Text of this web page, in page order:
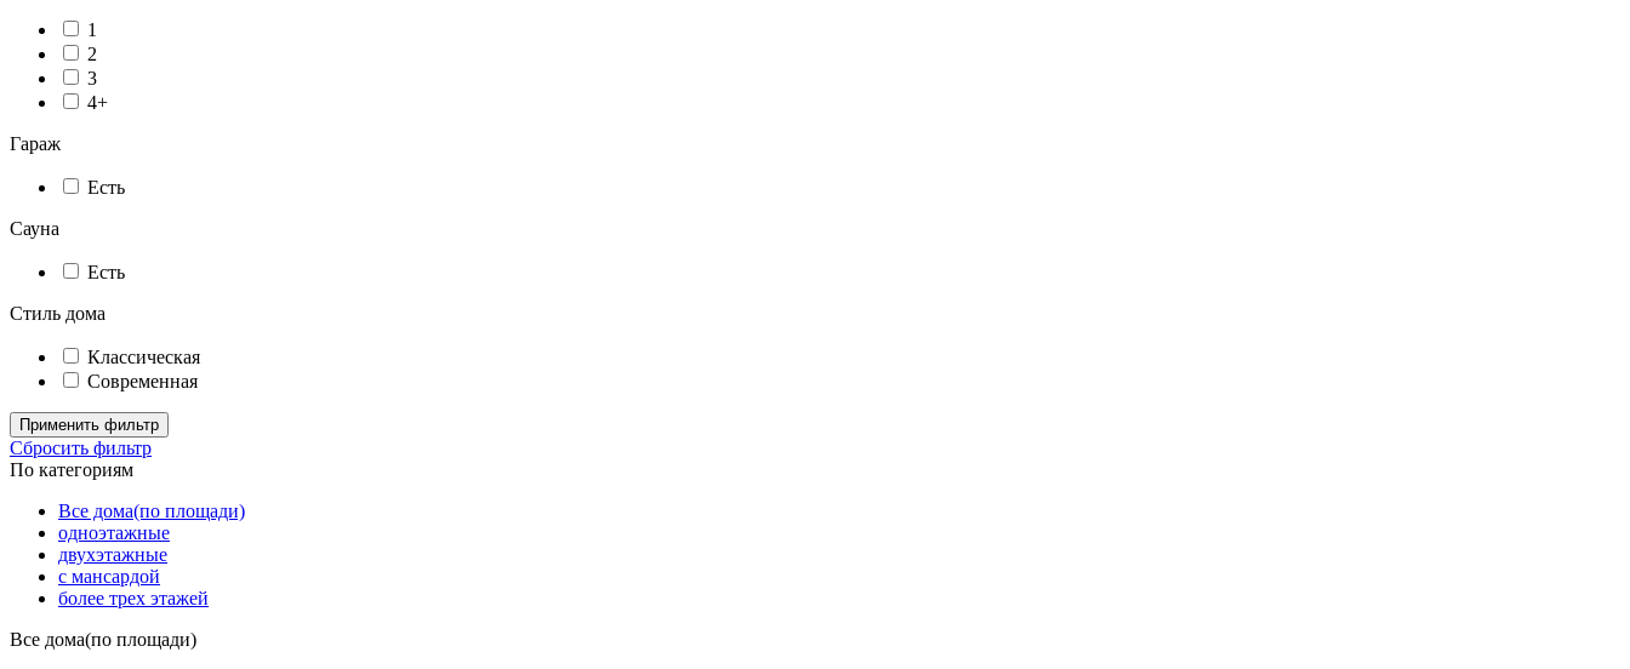
1
2
3
4+
Гараж
Есть
Сауна
Есть
Стиль дома
Классическая
Современная
Применить фильтр
Сбросить фильтр
По категориям
Все дома(по площади)
одноэтажные
двухэтажные
с мансардой
более трех этажей
Все дома(по площади)